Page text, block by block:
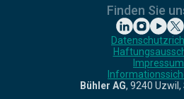
Finden Sie
Impressum
Bühler AG, 9240